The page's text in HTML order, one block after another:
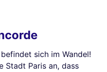
befindet sich im Wandel!
Stadt Paris an, dass